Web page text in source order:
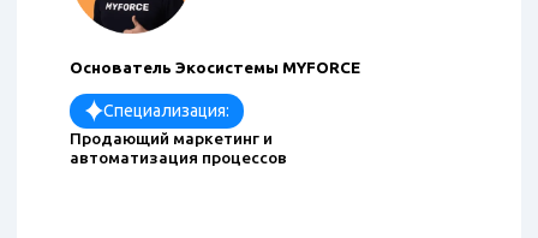
Основатель Экосистемы MYFORCE
Специализация:
Продающий маркетинг и
автоматизация процессов